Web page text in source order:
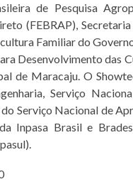
de Pesquisa
(FEBRAP),
Familiar do
Desenvolvimento das
de Maracaju. O
Serviço
Serviço Nacional de
Inpasa Brasil e